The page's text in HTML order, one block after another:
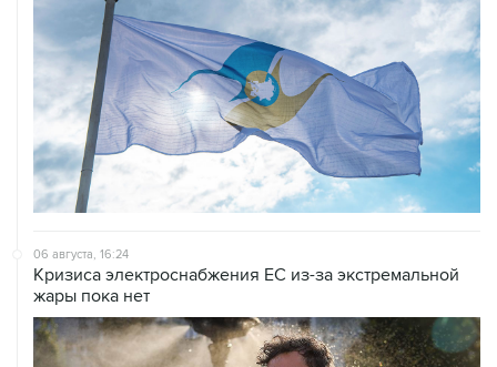
06 августа, 16:24
Кризиса электроснабжения ЕС из-за экстремальной
жары пока нет